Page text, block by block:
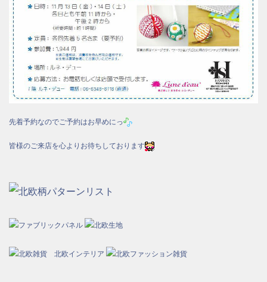
先着予約なのでご予約はお早めにっ
皆様のご来店を心よりお待ちしております